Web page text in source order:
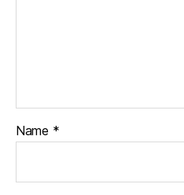
Name *